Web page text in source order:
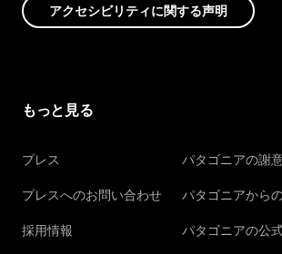
アクセシビリティに関する声明
もっと見る
プレス
プレスへのお問い合わせ
採用情報
パタゴニアの謝
パタゴニアから
パタゴニアの公